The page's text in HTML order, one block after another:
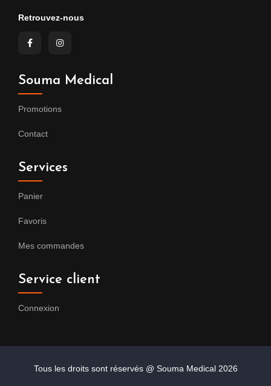
Retrouvez-nous
Souma Medical
Promotions
Contact
Services
Panier
Favoris
Mes commandes
Service client
Connexion
Tous les droits sont réservés @ Souma Medical 2026